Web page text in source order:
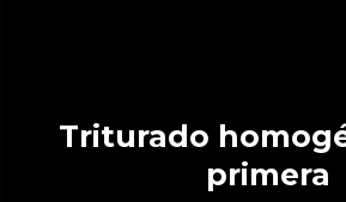
Triturado homogéneo a la
primera